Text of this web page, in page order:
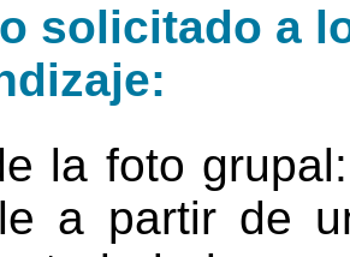
solicitado a
la foto
a partir de